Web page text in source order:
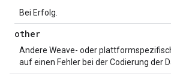
Bei Erfolg.
other
Andere Weave- oder
auf einen Fehler bei der Codierung der